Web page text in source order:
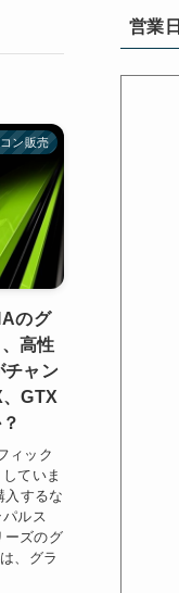
ン販売
のグ
高性
チャン
GTX
ィック
ていま
入するな
ルス
ーズのグ
、グラ
営業日